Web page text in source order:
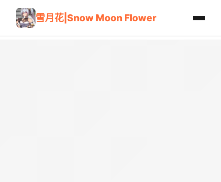
雪月花|Snow Moon Flower